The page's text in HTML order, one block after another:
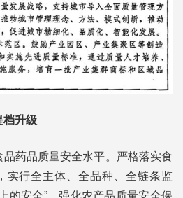
档升级
品药品质量安全水平。严格落实食
实行全主体、全品种、全链条监
的安全”。强化农产品质量安全保